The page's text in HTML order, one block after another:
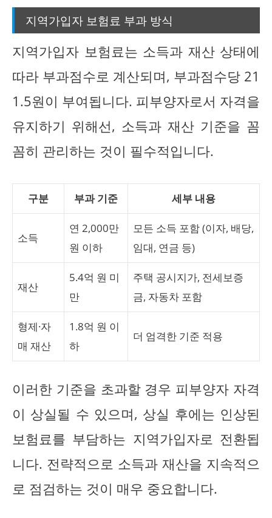
지역가입자 보험료 부과 방식
지역가입자 보험료는 소득과 재산 상태에
따라 부과점수로 계산되며, 부과점수당 21
1.5원이 부여됩니다. 피부양자로서 자격을
유지하기 위해선, 소득과 재산 기준을 꼼
꼼히 관리하는 것이 필수적입니다.
구분 부과 기준 세부 내용
소득
연 2,000만
원 이하
모든 소득 포함 (이자, 배당,
임대, 연금 등)
재산
5.4억 원 미
만
주택 공시지가, 전세보증
금, 자동차 포함
형제·자
매 재산
1.8억 원 이
하
더 엄격한 기준 적용
이러한 기준을 초과할 경우 피부양자 자격
이 상실될 수 있으며, 상실 후에는 인상된
보험료를 부담하는 지역가입자로 전환됩
니다. 전략적으로 소득과 재산을 지속적으
로 점검하는 것이 매우 중요합니다.